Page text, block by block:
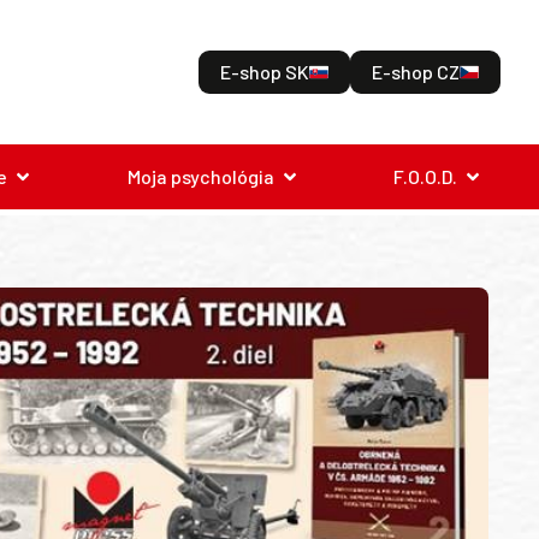
E-shop SK E-shop CZ
Moja psychológia F.O.O.D.